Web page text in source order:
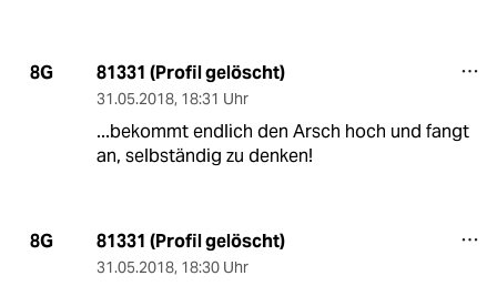
8G 81331 (Profil gelöscht)
31.05.2018, 18:31 Uhr
...bekommt endlich den Arsch hoch und fangt
an, selbständig zu denken!
8G 81331 (Profil gelöscht)
31.05.2018, 18:30 Uhr